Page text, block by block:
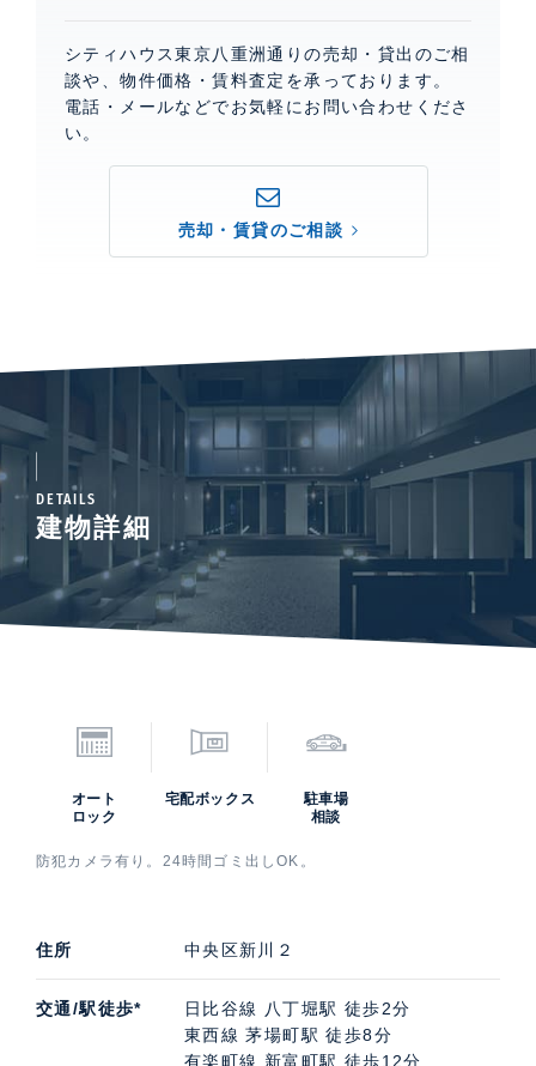
シティハウス東京八重洲通りの売却・貸出のご相
談や、物件価格・賃料査定を承っております。
電話・メールなどでお気軽にお問い合わせくださ
い。
売却・賃貸のご相談
DETAILS
建物詳細
オート
ロック
宅配ボックス
駐車場
相談
防犯カメラ有り。24時間ゴミ出しOK。
住所 中央区新川２
交通/駅徒歩*
日比谷線 八丁堀駅 徒歩2分
東西線 茅場町駅 徒歩8分
有楽町線 新富町駅 徒歩12分